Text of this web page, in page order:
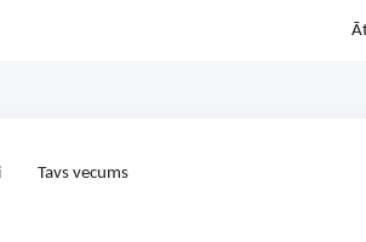
Tavs vecums